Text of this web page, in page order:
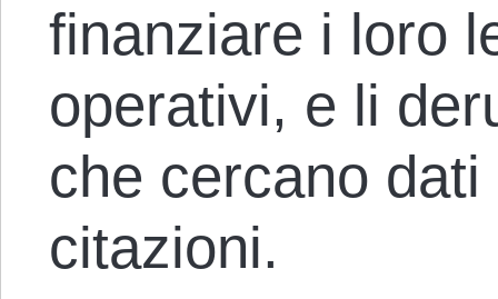
finanziare i loro
operativi, e li
che cercano
citazioni.